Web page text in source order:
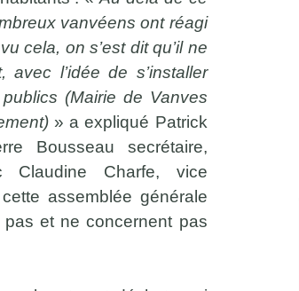
vanvéens ont réagi
cela, on s’est dit qu’il ne
l’idée de s’installer
(Mairie de Vanves
» a expliqué Patrick
Bousseau secrétaire,
Claudine Charfe, vice
assemblée générale
et ne concernent pas